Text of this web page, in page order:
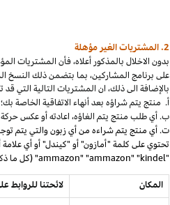
2. المشتريات
الغير مؤهلة
بدون الاخلال بالمذكور أعلاه،فأن المشتريات
على برنامج المشاركين، بما بتضمن ذلك النسخ
بالإضافة الى ذلك، ان المشتريات التالية التي
أ. منتج يتمشراؤه بعد أنهاء الاتفاقية الخاصة بك؛
ب. أي طلب منتج يتم الغاؤه، اعادته أو عكس حركة
ت. أي منتج يتم شراءه من أي زبون والتي يتم
تحتوي على كلمة "أمازون" أو "كيندل" أو أي
"ammazon" "ammazon" "kindel" (كل ما ذكر "تنسيبات مدفوعة محظورة").
المكان
لائحتنا للروابط